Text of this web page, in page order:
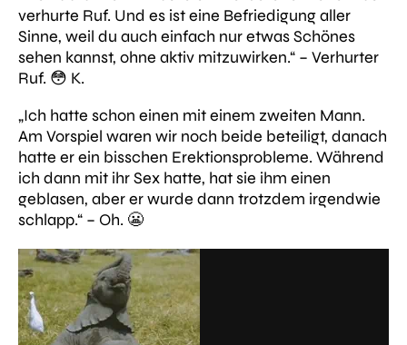
verhurte Ruf. Und es ist eine Befriedigung aller
Sinne, weil du auch einfach nur etwas Schönes
sehen kannst, ohne aktiv mitzuwirken.“ – Verhurter
Ruf. 😳 K.
„Ich hatte schon einen mit einem zweiten Mann.
Am Vorspiel waren wir noch beide beteiligt, danach
hatte er ein bisschen Erektionsprobleme. Während
ich dann mit ihr Sex hatte, hat sie ihm einen
geblasen, aber er wurde dann trotzdem irgendwie
schlapp.“ – Oh. 😬